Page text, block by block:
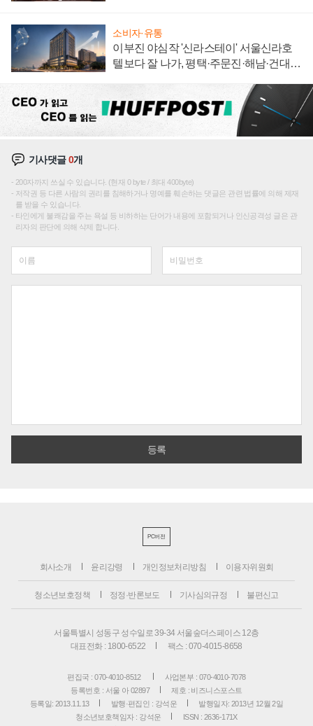
소비자·유통
이부진 야심작 '신라스테이' 서울신라호
텔보다 잘 나가, 평택·주문진·해남·건대로
기사댓글0개
200자까지 쓰실 수 있습니다. (현재 0 byte / 최대 400byte)
저작권 등 다른 사람의 권리를 침해하거나 명예를 훼손하는 댓글은 관련 법률에 의해 제재
를 받을 수 있습니다.
타인에게 불쾌감을 주는 욕설 등 비하하는 단어가 내용에 포함되거나 인신공격성 글은 관
리자의 판단에 의해 삭제 합니다.
PC버전
회사소개 윤리강령 개인정보처리방침 이용자위원회
청소년보호정책 정정·반론보도 기사심의규정 불편신고
서울특별시 성동구 성수일로 39-34 서울숲더스페이스 12층
대표전화 : 1800-6522
팩스 : 070-4015-8658
편집국 : 070-4010-8512
사업본부 : 070-4010-7078
등록번호 : 서울 아 02897
제호 : 비즈니스포스트
등록일: 2013.11.13
발행·편집인 : 강석운
발행일자: 2013년 12월 2일
청소년보호책임자 : 강석운
ISSN : 2636-171X